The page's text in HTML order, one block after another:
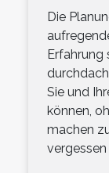
Die
Erfahrung
Sie und
können,
machen
vergessen